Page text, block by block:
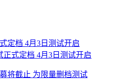
式定档 4月3日测试开启